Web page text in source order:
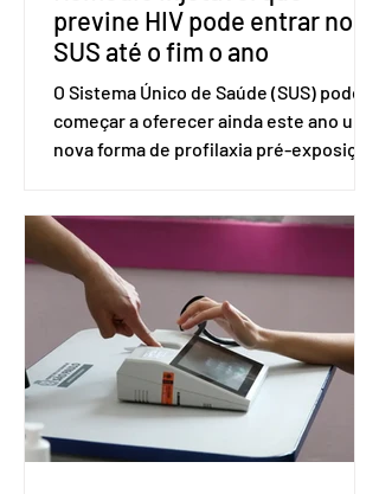
previne HIV pode entrar no
SUS até o fim o ano
O Sistema Único de Saúde (SUS) pode
começar a oferecer ainda este ano uma
nova forma de profilaxia pré-exposição
medicamento carbotegravir, que
impede a replicação do vírus de forma
prolongada e pode ser tomado a cada
dois meses. O pedido de inclusão vai
ser encaminhado pelo Ministério da
Saúde à Comissão Nacional de
Incorporação de Novas Tecnologias no
SUS (Conitec) na semana que vem. A
Conitec é um colegiado